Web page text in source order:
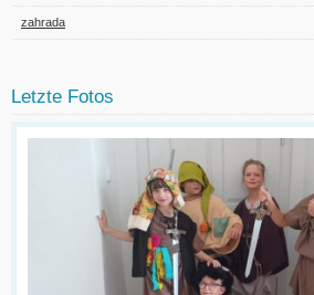
zahrada
Letzte Fotos